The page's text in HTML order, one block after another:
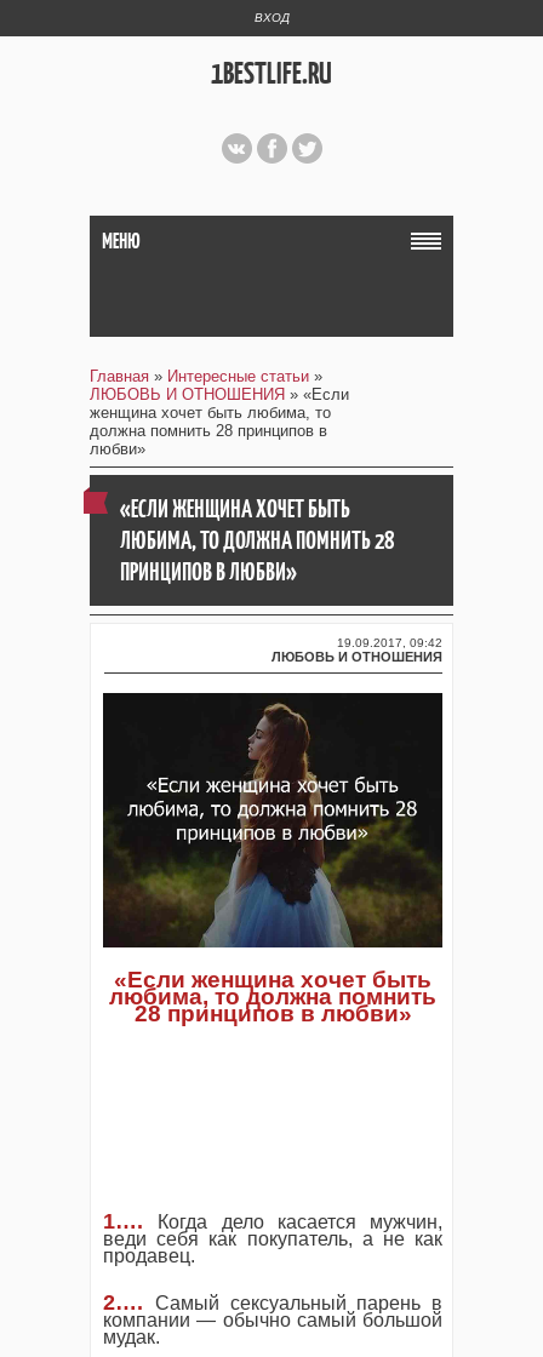
ВХОД
1BESTLIFE.RU
МЕНЮ
Главная » Интересные статьи »
ЛЮБОВЬ И ОТНОШЕНИЯ » «Если
женщина хочет быть любима, то
должна помнить 28 принципов в
любви»
«ЕСЛИ ЖЕНЩИНА ХОЧЕТ БЫТЬ
ЛЮБИМА, ТО ДОЛЖНА ПОМНИТЬ 28
ПРИНЦИПОВ В ЛЮБВИ»
19.09.2017, 09:42
ЛЮБОВЬ И ОТНОШЕНИЯ
«Если женщина хочет быть
любима, то должна помнить
28 принципов в любви»
1….
Когда дело касается мужчин,
веди себя как покупатель, а не как
продавец.
2….
Самый сексуальный парень в
компании — обычно самый большой
мудак.